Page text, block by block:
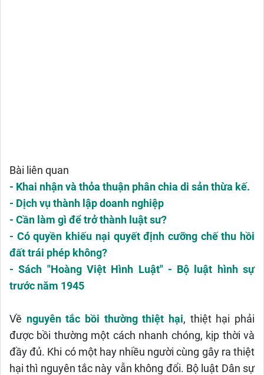
Bài liên quan
- Khai nhận và thỏa thuận phân chia di sản thừa kế.
- Dịch vụ thành lập doanh nghiệp
- Cần làm gì để trở thành luật sư?
- Có quyền khiếu nại quyết định cưỡng chế thu hồi
đất trái phép không?
- Sách "Hoàng Việt Hình Luật" - Bộ luật hình sự
trước năm 1945
Về nguyên tắc bồi thường thiệt hại, thiệt hại phải
được bồi thường một cách nhanh chóng, kịp thời và
đầy đủ. Khi có một hay nhiều người cùng gây ra thiệt
hại thì nguyên tắc này vẫn không đổi. Bộ luật Dân sự